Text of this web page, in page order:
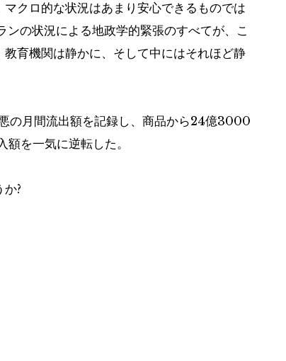
クロ的な状況はあまり安心できるものでは
の状況による地政学的緊張のすべてが、こ
育機関は静かに、そして中にはそれほど静
の月間流出額を記録し、商品から24億3000
を一気に逆転した。
?